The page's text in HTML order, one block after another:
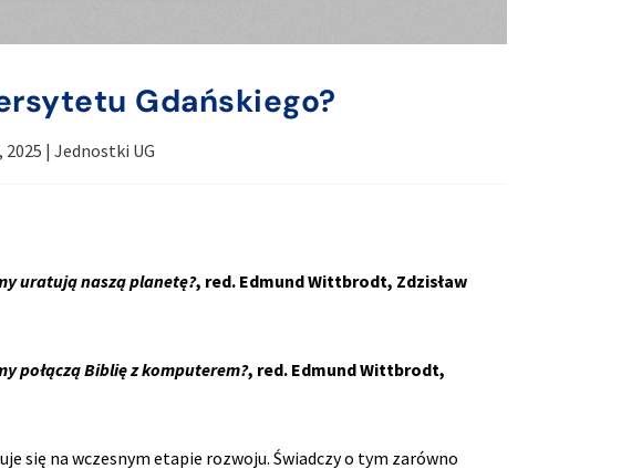
Gdańskiego?
2025 | Jednostki UG
uratują naszą planetę?, red. Edmund Wittbrodt, Zdzisław
połączą Biblię z komputerem?, red. Edmund Wittbrodt,
się na wczesnym etapie rozwoju. Świadczy o tym zarówno